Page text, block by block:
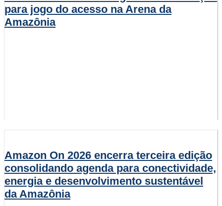
para jogo do acesso na Arena da
Amazônia
Amazon On 2026 encerra terceira edição
consolidando agenda para conectividade,
energia e desenvolvimento sustentável
da Amazônia